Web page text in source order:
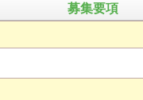
募集要項